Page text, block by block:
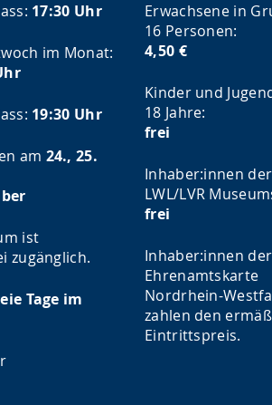
17:30 Uhr
im Monat:
19:30 Uhr
am 24., 25.
ist
zugänglich.
Tage im
Erwachsene in
16 Personen:
4,50 €
Kinder und
18 Jahre:
frei
Inhaber:innen der
LWL/LVR
frei
Inhaber:innen der
Ehrenamtskarte
Nordrhein-
zahlen den
Eintrittspreis.